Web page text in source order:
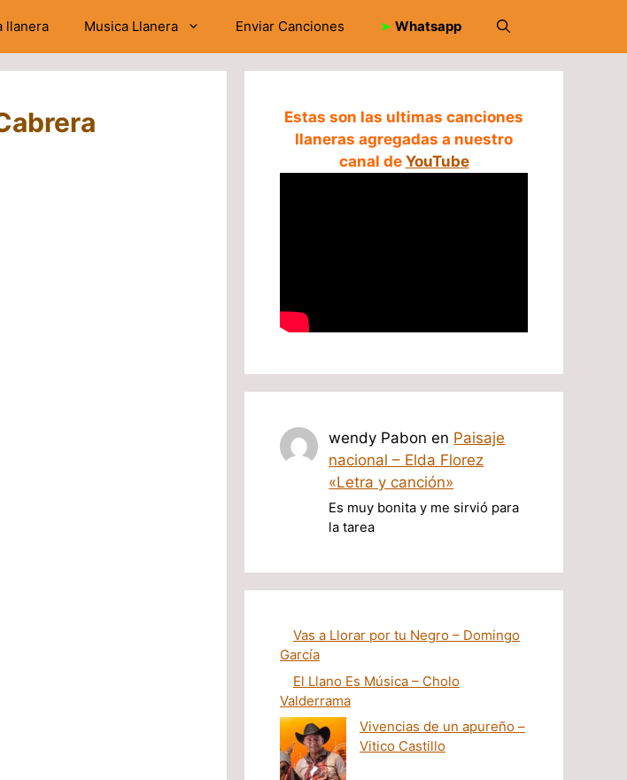
llanera Musica Llanera Enviar Canciones ➤ Whatsapp
Estas son las ultimas canciones
llaneras agregadas a nuestro
canal de YouTube
wendy Pabon en Paisaje
nacional – Elda Florez
«Letra y canción»
Es muy bonita y me sirvió para
la tarea
Vas a Llorar por tu Negro – Domingo
García
El Llano Es Música – Cholo
Valderrama
Vivencias de un apureño –
Vitico Castillo